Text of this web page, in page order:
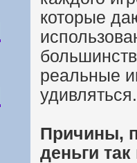
которые
реальные
удивляться.
Причины,
деньги